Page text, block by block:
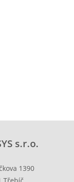
s.r.o.
1390